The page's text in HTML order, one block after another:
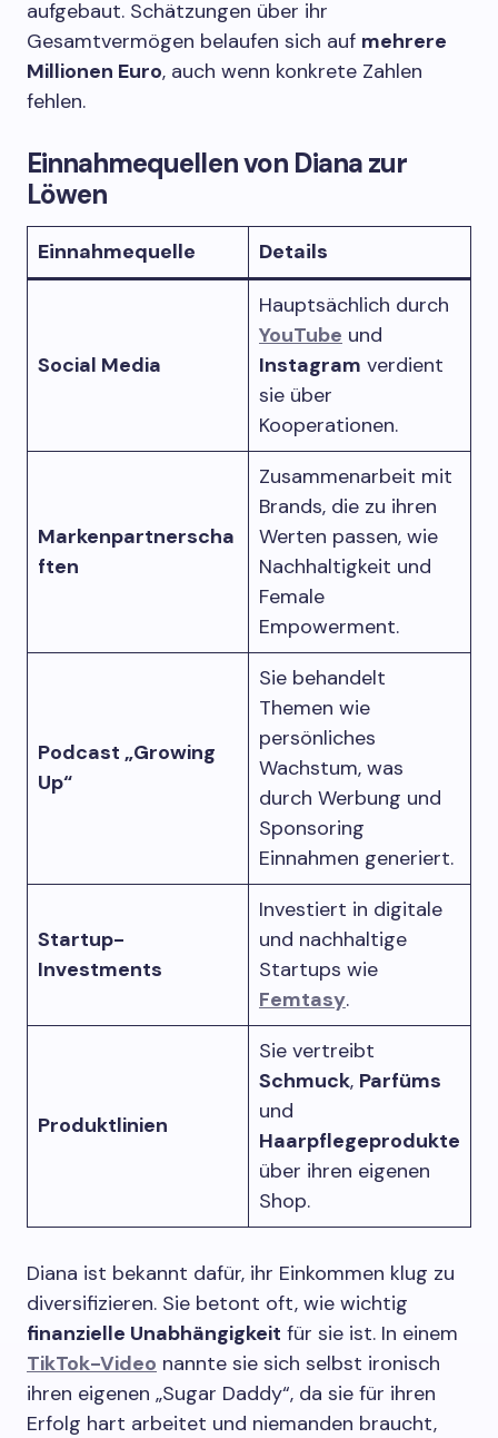
aufgebaut. Schätzungen über ihr
Gesamtvermögen belaufen sich auf mehrere
Millionen Euro, auch wenn konkrete Zahlen
fehlen.
Einnahmequellen von Diana zur
Löwen
Einnahmequelle Details
Social Media
Hauptsächlich durch
YouTube und
Instagram verdient
sie über
Kooperationen.
Markenpartnerscha
ften
Zusammenarbeit mit
Brands, die zu ihren
Werten passen, wie
Nachhaltigkeit und
Female
Empowerment.
Podcast „Growing
Up“
Sie behandelt
Themen wie
persönliches
Wachstum, was
durch Werbung und
Sponsoring
Einnahmen generiert.
Startup-
Investments
Investiert in digitale
und nachhaltige
Startups wie
Femtasy.
Produktlinien
Sie vertreibt
Schmuck, Parfüms
und
Haarpflegeprodukte
über ihren eigenen
Shop.
Diana ist bekannt dafür, ihr Einkommen klug zu
diversifizieren. Sie betont oft, wie wichtig
finanzielle Unabhängigkeit für sie ist. In einem
TikTok-Video nannte sie sich selbst ironisch
ihren eigenen „Sugar Daddy“, da sie für ihren
Erfolg hart arbeitet und niemanden braucht,